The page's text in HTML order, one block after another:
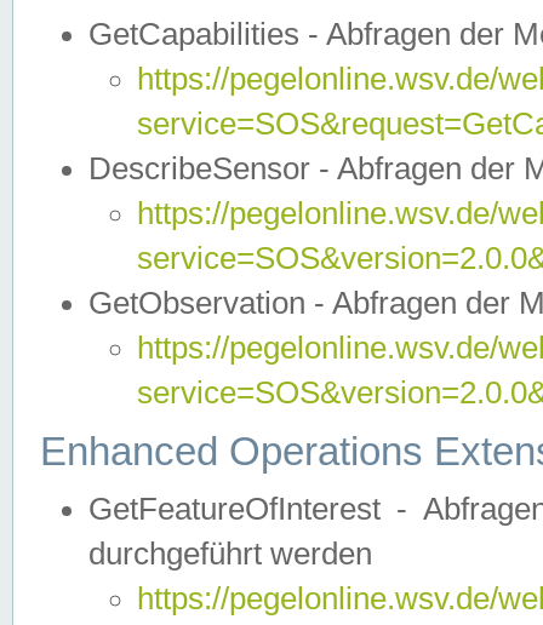
GetCapabilities - Abfragen der
https://pegelonline.wsv.de/
DescribeSensor - Abfragen der
https://pegelonline.wsv.de/
GetObservation - Abfragen der
https://pegelonline.wsv.de/
Enhanced Operations
GetFeatureOfInterest -
durchgeführt werden
https://pegelonline.wsv.de/